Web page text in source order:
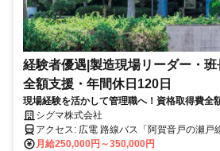
経験者優遇|製造現場リーダー・
全額支援・年間休日120日
現場経験を活かして管理職へ！資格取得費全
企業シグマ株式会社
アクセス: 広電 路線バス「阿賀音戸の瀬戸線」 「警固屋9丁目」バス
停 徒歩1分
月給250,000円～350,000円